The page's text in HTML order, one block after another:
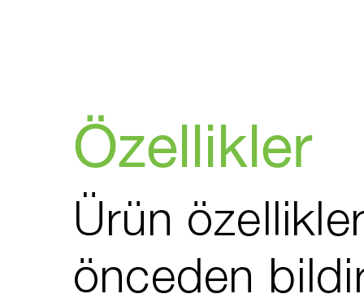
Özellikler
Ürün
önceden